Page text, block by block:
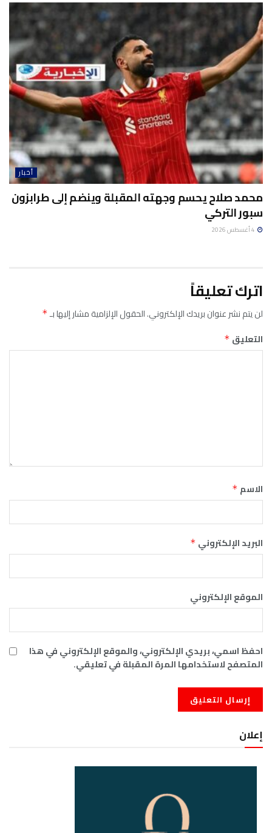
أخبار
محمد صلاح يحسم وجهته المقبلة وينضم إلى طرابزون
سبور التركي
اترك تعليقاً
لن يتم نشر عنوان بريدك الإلكتروني.الحقول الإلزامية مشار إليها بـ*
التعليق *
الاسم *
البريد الإلكتروني *
الموقع الإلكتروني
احفظ اسمي، بريدي الإلكتروني، والموقع الإلكتروني في هذا
المتصفح لاستخدامها المرة المقبلة في تعليقي.
إعلان